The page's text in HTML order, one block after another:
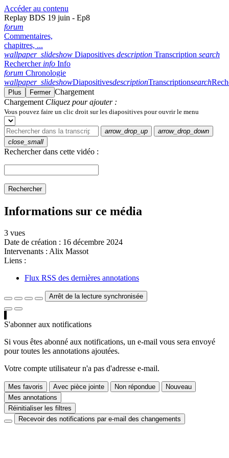
Accéder au contenu
Replay BDS 19 juin - Ep8
forum
Commentaires,
chapitres, ...
wallpaper_slideshow Diapositives description Transcription search
Rechercher info Info
forum Chronologie
wallpaper_slideshowDiapositivesdescriptionTranscriptionsearch
Plus Fermer Chargement
Chargement Cliquez pour ajouter :
Vous pouvez faire un clic droit sur les diapositives pour ouvrir le menu
arrow_drop_up
arrow_drop_down
close_small
Rechercher dans cette vidéo :
Rechercher
Informations sur ce média
3 vues
Date de création : 16 décembre 2024
Intervenants : Alix Massot
Liens :
Flux RSS des dernières annotations
Arrêt de la lecture synchronisée
S'abonner aux notifications
Si vous êtes abonné aux notifications, un e-mail vous sera envoyé
pour toutes les annotations ajoutées.
Votre compte utilisateur n'a pas d'adresse e-mail.
Mes favoris Avec pièce jointe Non répondue
Nouveau
Mes annotations
Réinitialiser les filtres
Recevoir des notifications par e-mail des changements